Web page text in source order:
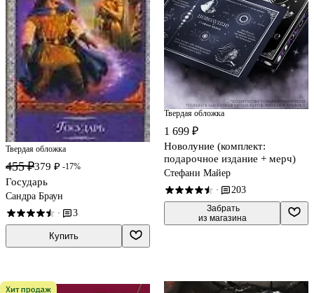
Твердая обложка
455 ₽379 ₽ -17%
Государь
Сандра Браун
· 3
Купить
Твердая обложка
1 699 ₽
Новолуние (комплект:
подарочное издание + мерч)
Стефани Майер
· 203
Забрать
из магазина